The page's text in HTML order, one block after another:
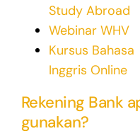
Study Abroad
Webinar WHV
Kursus Bahasa
Inggris Online
Rekening Bank
gunakan?